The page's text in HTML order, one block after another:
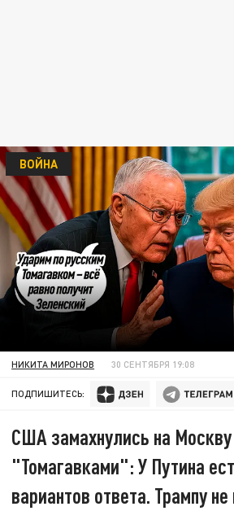
ВОЙНА
НИКИТА МИРОНОВ 30 СЕНТЯБРЯ 19:08
ПОДПИШИТЕСЬ:
США замахнулись на Москву
"Томагавками": У Путина
вариантов ответа. Трампу